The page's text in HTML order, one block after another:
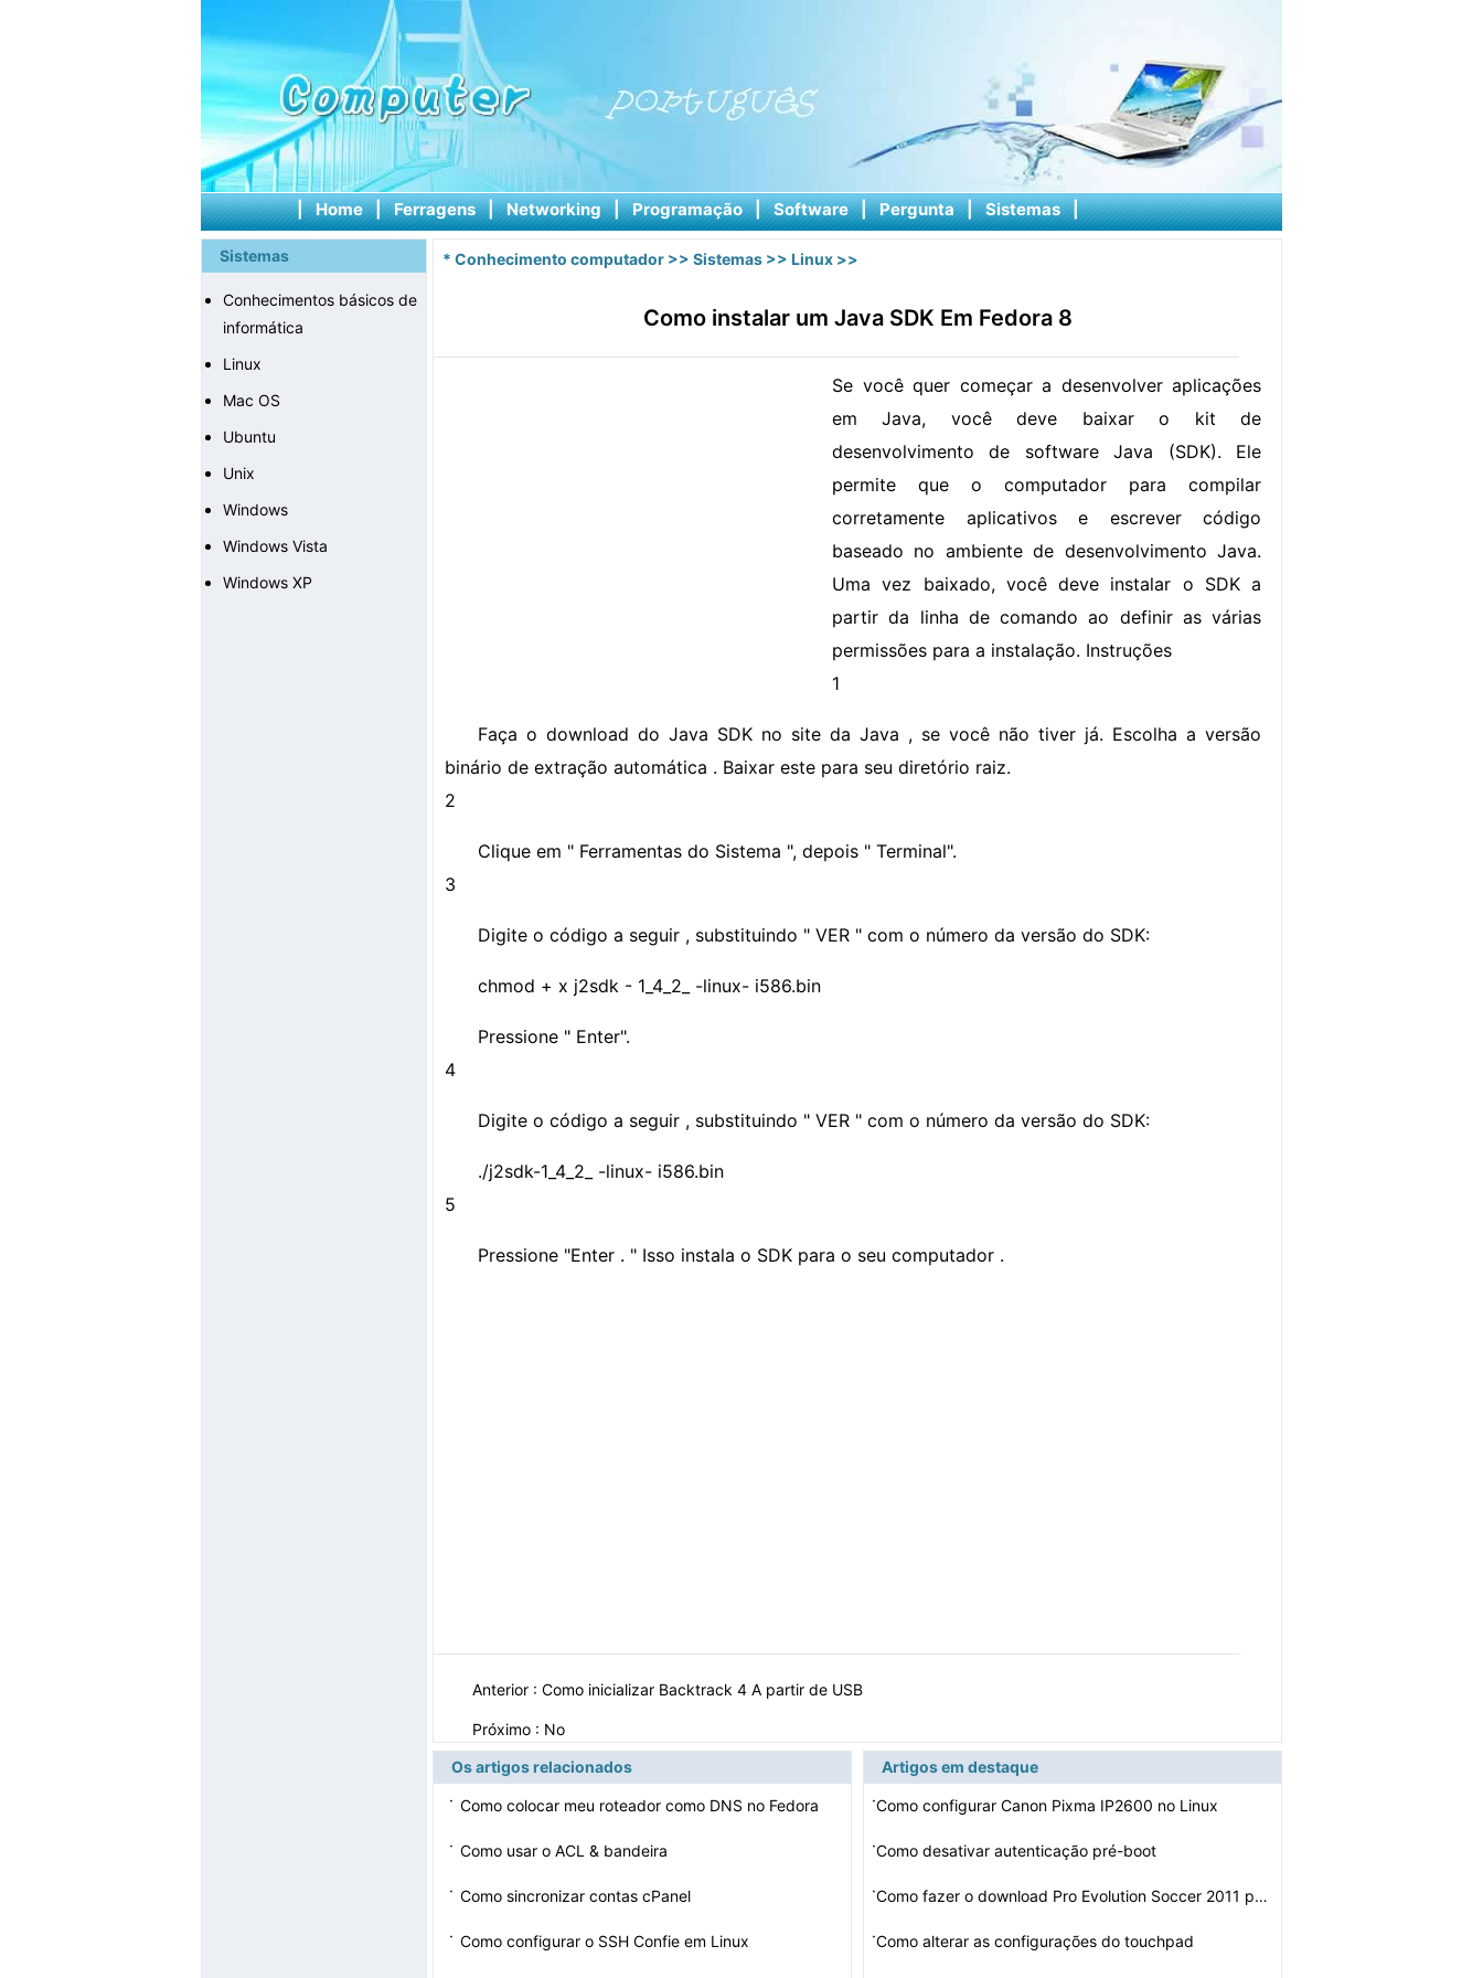
| Home | Ferragens | Networking | Programação | Software | Pergunta | Sistemas |
Sistemas
Conhecimentos básicos de
informática
Linux
Mac OS
Ubuntu
Unix
Windows
Windows Vista
Windows XP
* Conhecimento computador >> Sistemas >> Linux >>
Como instalar um Java SDK Em Fedora 8
Se você quer começar a desenvolver aplicações
em Java, você deve baixar o kit de
desenvolvimento de software Java (SDK). Ele
permite que o computador para compilar
corretamente aplicativos e escrever código
baseado no ambiente de desenvolvimento Java.
Uma vez baixado, você deve instalar o SDK a
partir da linha de comando ao definir as várias
permissões para a instalação. Instruções
1
Faça o download do Java SDK no site da Java , se você não tiver já. Escolha a versão
binário de extração automática . Baixar este para seu diretório raiz.
2
Clique em " Ferramentas do Sistema ", depois " Terminal".
3
Digite o código a seguir , substituindo " VER " com o número da versão do SDK:
chmod + x j2sdk - 1_4_2_ -linux- i586.bin
Pressione " Enter".
4
Digite o código a seguir , substituindo " VER " com o número da versão do SDK:
./j2sdk-1_4_2_ -linux- i586.bin
5
Pressione "Enter . " Isso instala o SDK para o seu computador .
Anterior : Como inicializar Backtrack 4 A partir de USB
Próximo : No
Os artigos relacionados
· Como colocar meu roteador como DNS no Fedora
· Como usar o ACL & bandeira
· Como sincronizar contas cPanel
· Como configurar o SSH Confie em Linux
Artigos em destaque
·Como configurar Canon Pixma IP2600 no Linux
·Como desativar autenticação pré-boot
· Como fazer o download Pro Evolution Soccer 2011 para li…
·Como alterar as configurações do touchpad